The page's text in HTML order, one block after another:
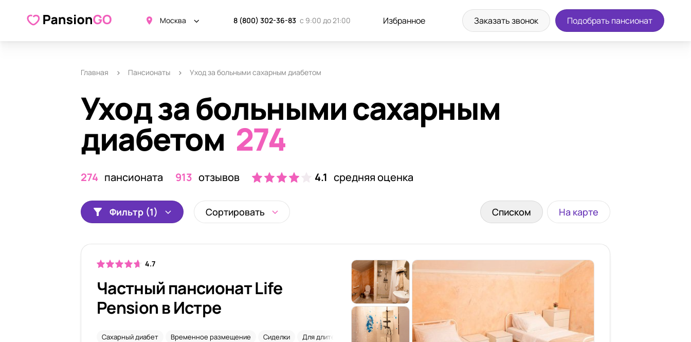
Москва 8 (800) 302-36-83 с 9:00 до 21:00 Избранное Заказать звонок Подобрать пансионат
Главная Пансионаты Уход за больными сахарным диабетом
Уход за больными сахарным
диабетом 274
274 пансионата 913 отзывов 4.1 средняя оценка
Фильтр (1) Сортировать Списком На карте
4.7
Частный пансионат Life
Pension в Истре
Сахарный диабет Временное размещение Сиделки Для длительного проживания Со сниженным зрением